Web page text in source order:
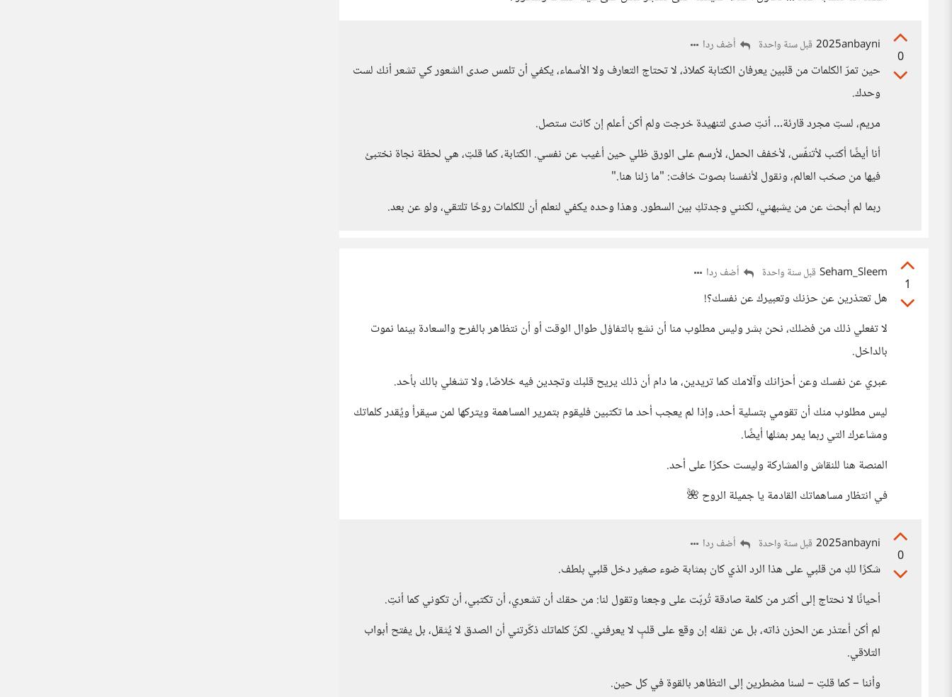
0
2025anbayni قبل سنة واحدة أضف ردا
حين تمرّ الكلمات من قلبين يعرفان الكتابة كملاذ، لا تحتاج التعارف ولا الأسماء، يكفي أن تلمس صدى الشعور كي تشعر أنك لست
وحدك.
مريم، لستِ مجرد قارئة… أنتِ صدى لتنهيدة خرجت ولم أكن أعلم إن كانت ستصل.
أنا أيضًا أكتب لأتنفّس، لأخفف الحمل، لأرسم على الورق ظلي حين أغيب عن نفسي. الكتابة، كما قلتِ، هي لحظة نجاة نختبئ
فيها من صخب العالم، ونقول لأنفسنا بصوت خافت: "ما زلنا هنا."
ربما لم أبحث عن من يشبهني، لكنني وجدتكِ بين السطور. وهذا وحده يكفي لنعلم أن للكلمات روحًا تلتقي، ولو عن بعد.
1
Seham_Sleem قبل سنة واحدة أضف ردا
هل تعتذرين عن حزنك وتعبيرك عن نفسك؟!
لا تفعلي ذلك من فضلك، نحن بشر وليس مطلوب منا أن نشع بالتفاؤل طوال الوقت أو أن نتظاهر بالفرح والسعادة بينما نموت
بالداخل.
عبري عن نفسك وعن أحزانك وآلامك كما تريدين، ما دام أن ذلك يريح قلبك وتجدين فيه خلاصًا، ولا تشغلي بالك بأحد.
ليس مطلوب منك أن تقومي بتسلية أحد، وإذا لم يعجب أحد ما تكتبين فليقوم بتمرير المساهمة ويتركها لمن سيقرأ ويُقدر كلماتك
ومشاعرك التي ربما يمر بمثلها أيضًا.
المنصة هنا للنقاش والمشاركة وليست حكرًا على أحد.
في انتظار مساهماتك القادمة يا جميلة الروح 🌺
0
2025anbayni قبل سنة واحدة أضف ردا
شكرًا لكِ من قلبي على هذا الرد الذي كان بمثابة ضوء صغير دخل قلبي بلطف.
أحيانًا لا نحتاج إلى أكثر من كلمة صادقة تُربّت على وجعنا وتقول لنا: من حقك أن تشعري، أن تكتبي، أن تكوني كما أنتِ.
لم أكن أعتذر عن الحزن ذاته، بل عن ثقله إن وقع على قلبٍ لا يعرفني. لكنّ كلماتك ذكّرتني أن الصدق لا يُثقل، بل يفتح أبواب
التلاقي.
وأننا – كما قلتِ – لسنا مضطرين إلى التظاهر بالقوة في كل حين.